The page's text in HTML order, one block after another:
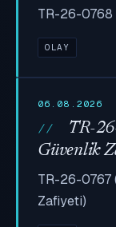
TR-26-0768
OLAY
06.08.2026
TR-
Güvenlik
TR-26-0767
Zafiyeti)